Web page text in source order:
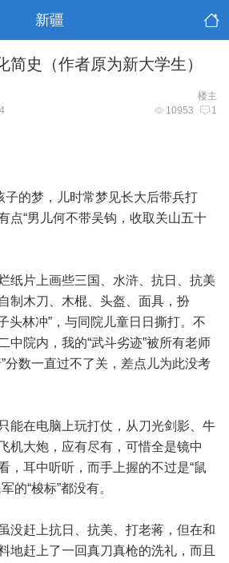
新疆
简史（作者原为新大学生）
楼主
10953 1
子的梦，儿时常梦见长大后带兵打
点“男儿何不带吴钩，收取关山五十
片上画些三国、水浒、抗日、抗美
制木刀、木棍、头盔、面具，扮
头林冲”，与同院儿童日日撕打。不
中院内，我的“武斗劣迹”被所有老师
分数一直过不了关，差点儿为此没考
在电脑上玩打仗，从刀光剑影、牛
机大炮，应有尽有，可惜全是镜中
，耳中听听，而手上握的不过是“鼠
的“梭标”都没有。
赶上抗日、抗美、打老蒋，但在和
地赶上了一回真刀真枪的洗礼，而且